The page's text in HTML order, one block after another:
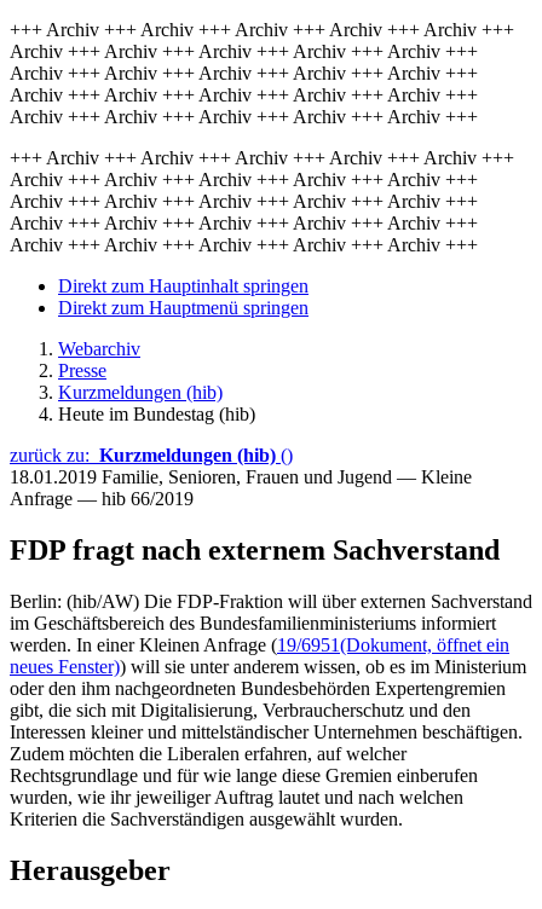
+++ Archiv +++ Archiv +++ Archiv +++ Archiv +++ Archiv +++
Archiv +++ Archiv +++ Archiv +++ Archiv +++ Archiv +++
Archiv +++ Archiv +++ Archiv +++ Archiv +++ Archiv +++
Archiv +++ Archiv +++ Archiv +++ Archiv +++ Archiv +++
Archiv +++ Archiv +++ Archiv +++ Archiv +++ Archiv +++
+++ Archiv +++ Archiv +++ Archiv +++ Archiv +++ Archiv +++
Archiv +++ Archiv +++ Archiv +++ Archiv +++ Archiv +++
Archiv +++ Archiv +++ Archiv +++ Archiv +++ Archiv +++
Archiv +++ Archiv +++ Archiv +++ Archiv +++ Archiv +++
Archiv +++ Archiv +++ Archiv +++ Archiv +++ Archiv +++
Direkt zum Hauptinhalt springen
Direkt zum Hauptmenü springen
Webarchiv
Presse
Kurzmeldungen (hib)
Heute im Bundestag (hib)
zurück zu: Kurzmeldungen (hib) ()
18.01.2019 Familie, Senioren, Frauen und Jugend — Kleine
Anfrage — hib 66/2019
FDP fragt nach externem Sachverstand
Berlin: (hib/AW) Die FDP-Fraktion will über externen Sachverstand
im Geschäftsbereich des Bundesfamilienministeriums informiert
werden. In einer Kleinen Anfrage (19/6951(Dokument, öffnet ein
neues Fenster)) will sie unter anderem wissen, ob es im Ministerium
oder den ihm nachgeordneten Bundesbehörden Expertengremien
gibt, die sich mit Digitalisierung, Verbraucherschutz und den
Interessen kleiner und mittelständischer Unternehmen beschäftigen.
Zudem möchten die Liberalen erfahren, auf welcher
Rechtsgrundlage und für wie lange diese Gremien einberufen
wurden, wie ihr jeweiliger Auftrag lautet und nach welchen
Kriterien die Sachverständigen ausgewählt wurden.
Herausgeber